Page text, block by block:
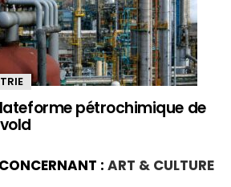
pétrochimique de
: ART & CULTURE